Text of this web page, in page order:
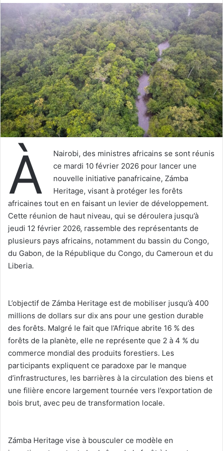
À
Nairobi, des ministres africains se sont réunis
ce mardi 10 février 2026 pour lancer une
nouvelle initiative panafricaine, Zámba
Heritage, visant à protéger les forêts
africaines tout en en faisant un levier de développement.
Cette réunion de haut niveau, qui se déroulera jusqu’à
jeudi 12 février 2026, rassemble des représentants de
plusieurs pays africains, notamment du bassin du Congo,
du Gabon, de la République du Congo, du Cameroun et du
Liberia.
‎L’objectif de Zámba Heritage est de mobiliser jusqu’à 400
millions de dollars sur dix ans pour une gestion durable
des forêts. Malgré le fait que l’Afrique abrite 16 % des
forêts de la planète, elle ne représente que 2 à 4 % du
commerce mondial des produits forestiers. Les
participants expliquent ce paradoxe par le manque
d’infrastructures, les barrières à la circulation des biens et
une filière encore largement tournée vers l’exportation de
bois brut, avec peu de transformation locale.
‎Zámba Heritage vise à bousculer ce modèle en